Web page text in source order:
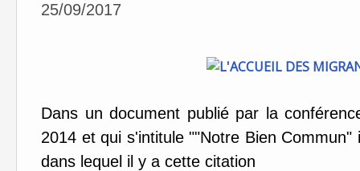
25/09/2017
Dans un document publié par la
2014 et qui s'intitule ""Notre Bien
dans lequel il y a cette citation